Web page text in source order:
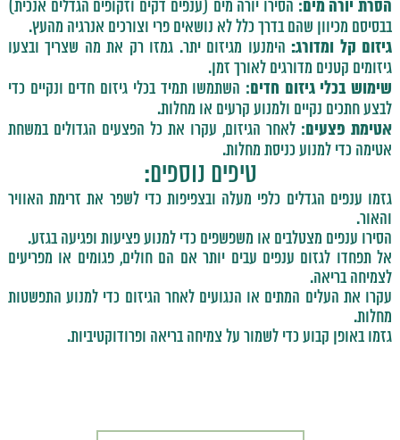
הסרת יורה מים: הסירו יורה מים (ענפים דקים וזקופים הגדלים אנכית)
בבסיסם מכיוון שהם בדרך כלל לא נושאים פרי וצורכים אנרגיה מהעץ.
גיזום קל ומדורג:הימנעו מגיזום יתר. גמזו רק את מה שצריך ובצעו
גיזומים קטנים מדורגים לאורך זמן.
שימוש בכלי גיזום חדים: השתמשו תמיד בכלי גיזום חדים ונקיים כדי
לבצע חתכים נקיים ולמנוע קרעים או מחלות.
אטימת פצעים: לאחר הגיזום, עקרו את כל הפצעים הגדולים במשחת
אטימה כדי למנוע כניסת מחלות.
טיפים נוספים:
גזמו ענפים הגדלים כלפי מעלה ובצפיפות כדי לשפר את זרימת האוויר
והאור.
הסירו ענפים מצטלבים או משפשפים כדי למנוע פציעות ופגיעה בגזע.
אל תפחדו לגזום ענפים עבים יותר אם הם חולים, פגומים או מפריעים
לצמיחה בריאה.
עקרו את העלים המתים או הנגועים לאחר הגיזום כדי למנוע התפשטות
מחלות.
גזמו באופן קבוע כדי לשמור על צמיחה בריאה ופרודוקטיביות.